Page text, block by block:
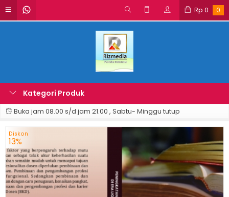
Rp 0 0
Kategori Produk
Buka jam 08.00 s/d jam 21.00 , Sabtu- Minggu tutup
Diskon
13%